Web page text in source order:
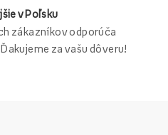
v Poľsku
zákazníkov odporúča
za vašu dôveru!